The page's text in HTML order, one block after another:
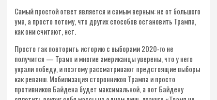
Самый простой ответ является и самым верным: не от большого
ума, а просто потому, что других способов остановить Трампа,
как они считают, нет.
Просто так повторить историю с выборами 2020-го не
получится — Трамп и многие американцы уверены, что у него
украли победу, и поэтому рассматривают предстоящие выборы
как реванш. Мобилизация сторонников Трампа и просто
противников Байдена будет максимальной, а вот Байдену